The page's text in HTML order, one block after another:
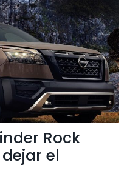
Rock
el